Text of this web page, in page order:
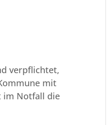
verpflichtet,
mit
im Notfall die